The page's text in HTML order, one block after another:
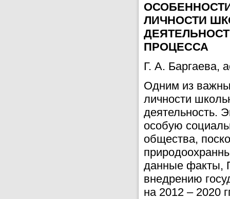
ЛИЧНОСТИ
ПРОЦЕССА
Г. А. Баргаева,
Одним из
личности
деятельность.
особую
общества,
данные факты,
внедрению
на 2012 – 2020